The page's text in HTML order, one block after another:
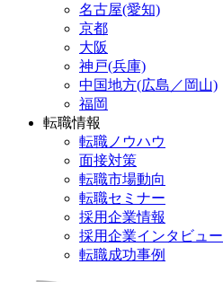
名古屋(愛知)
京都
大阪
神戸(兵庫)
中国地方(広島／岡山)
福岡
転職情報
転職ノウハウ
面接対策
転職市場動向
転職セミナー
採用企業情報
採用企業インタビュー
転職成功事例